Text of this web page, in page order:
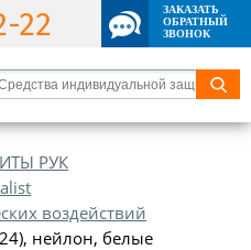
22
ЗАКАЗАТЬ
ОБРАТНЫЙ
ЗВОНОК
РУК
воздействий
нейлон, белые